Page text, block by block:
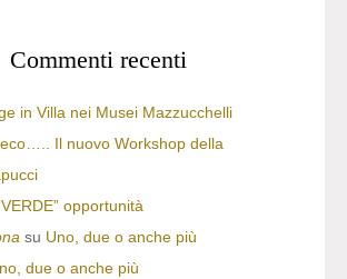
Commenti recenti
in Villa nei Musei Mazzucchelli
Il nuovo Workshop della
opportunità
su Uno, due o anche più
due o anche più